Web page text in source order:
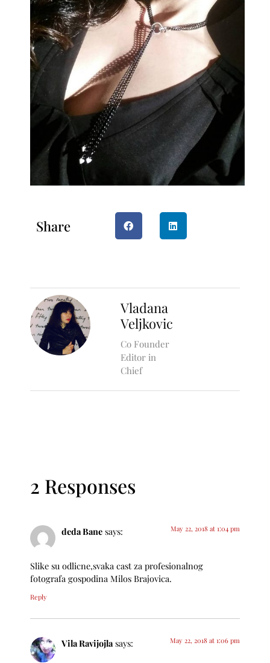
Share
Vladana
Veljkovic
Co Founder
Editor in
Chief
2 Responses
deda Bane says: May 22, 2018 at 1:04 pm
Slike su odlicne,svaka cast za profesionalnog
fotografa gospodina Milos Brajovica.
Reply
Vila Ravijojla says: May 22, 2018 at 1:06 pm